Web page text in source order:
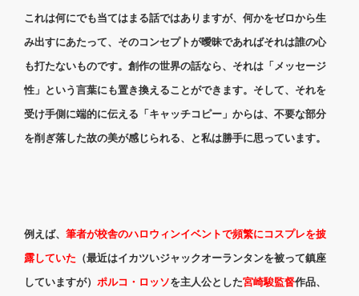
これは何にでも当てはまる話ではありますが、何かをゼロから生
み出すにあたって、そのコンセプトが曖昧であればそれは誰の心
も打たないものです。創作の世界の話なら、それは「メッセージ
性」という言葉にも置き換えることができます。そして、それを
受け手側に端的に伝える「キャッチコピー」からは、不要な部分
を削ぎ落した故の美が感じられる、と私は勝手に思っています。
例えば、 筆者が校舎のハロウィンイベントで頻繁にコスプレを披
露していた （最近はイカツいジャックオーランタンを被って鎮座
していますが） ポルコ・ロッソを主人公とした宮崎駿監督作品、